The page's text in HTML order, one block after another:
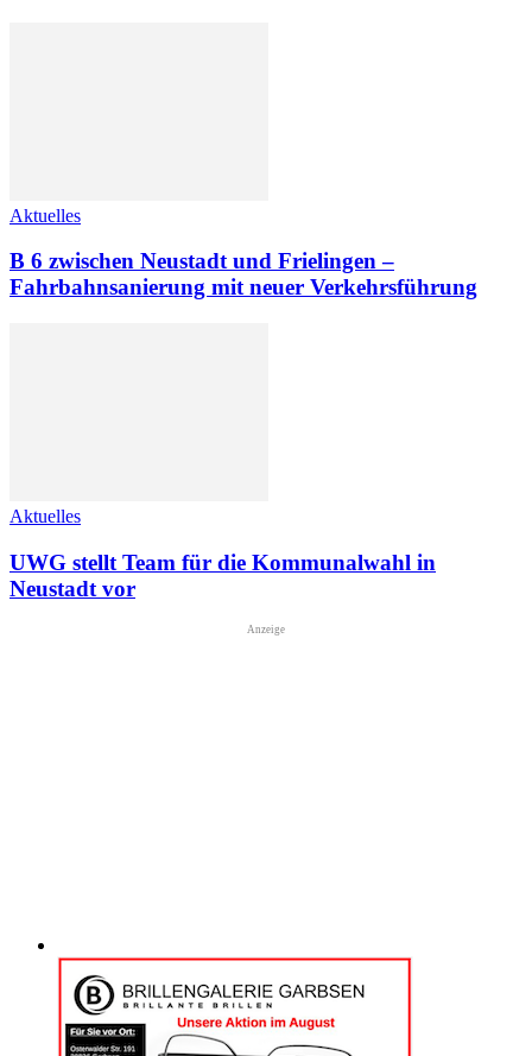
Aktuelles
B 6 zwischen Neustadt und Frielingen –
Fahrbahnsanierung mit neuer Verkehrsführung
Aktuelles
UWG stellt Team für die Kommunalwahl in
Neustadt vor
Anzeige